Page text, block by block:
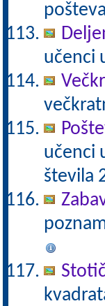
učenci
učenci
števila